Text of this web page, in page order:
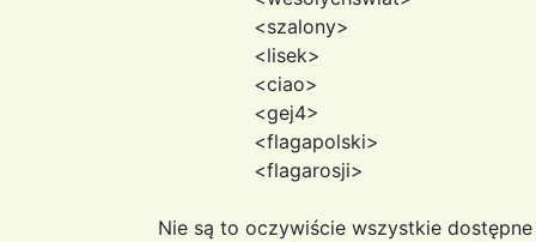
<szalony>
<lisek>
<ciao>
<gej4>
<flagapolski>
<flagarosji>
Nie są to oczywiście wszystkie